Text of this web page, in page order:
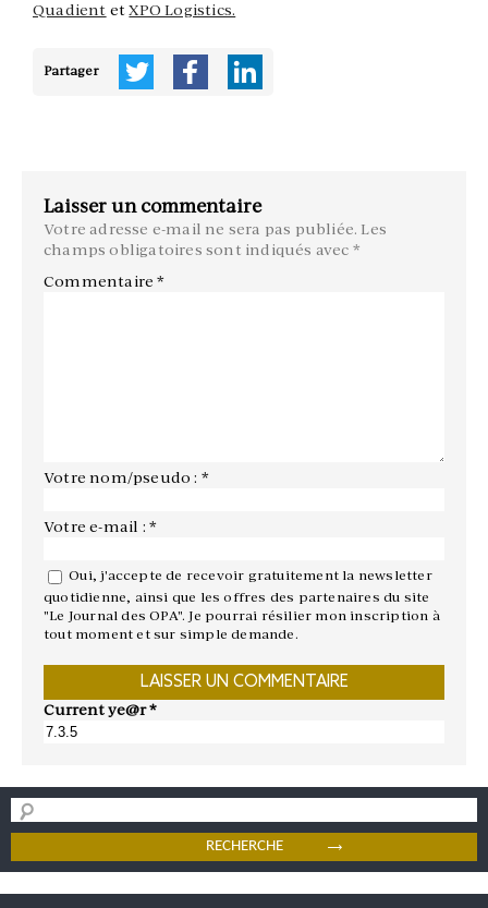
Quadient etXPO Logistics.
Partager
Laisser un commentaire
Votre adresse e-mail ne sera pas publiée. Les
champs obligatoires sont indiqués avec *
Commentaire*
Votre nom/pseudo : *
Votre e-mail : *
Oui, j'accepte de recevoir gratuitement la newsletter
quotidienne, ainsi que les offres des partenaires du site
"Le Journal des OPA". Je pourrai résilier mon inscription à
tout moment et sur simple demande.
Current ye@r*